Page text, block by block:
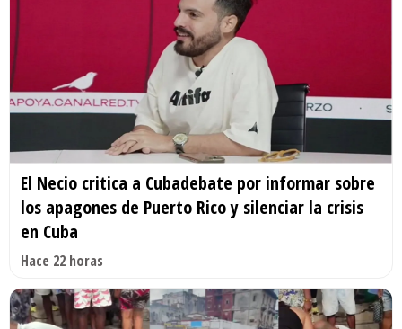
El Necio critica a Cubadebate por informar sobre
los apagones de Puerto Rico y silenciar la crisis
en Cuba
Hace 22 horas